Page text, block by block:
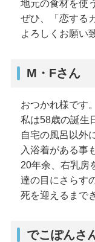
地元の食材を使
ぜひ、「恋する
よろしくお願い
M・Fさん
おつかれ様です。
私は58歳の誕生
自宅の風呂以外
入浴着がある事
20年余、右乳房
達の目にさらす
死を迎えるまで
でこぽんさ